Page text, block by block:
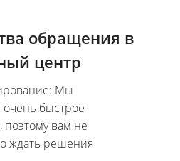
обращения в
центр
Мы
быстрое
поэтому вам не
ждать решения